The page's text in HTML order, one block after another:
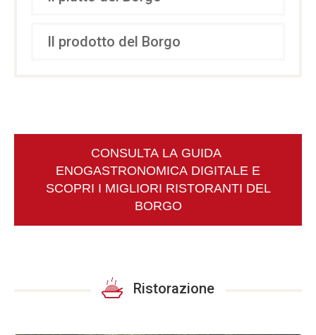
Il prodotto del Borgo
CONSULTA LA GUIDA
ENOGASTRONOMICA DIGITALE E
SCOPRI I MIGLIORI RISTORANTI DEL
BORGO
Ristorazione